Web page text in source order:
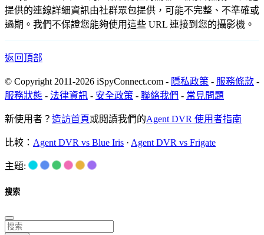
提供的連線詳細資訊由社群眾包提供，可能不完整、不準確或
過期。我們不保證您能夠使用這些 URL 連接到您的攝影機。
返回頂部
© Copyright 2011-2026 iSpyConnect.com - 隱私政策 - 服務條款 -
服務狀態 - 法律資訊 - 安全政策 - 聯絡我們 - 常見問題
新使用者？ 造訪首頁或閱讀我們的Agent DVR 使用者指南
比較： Agent DVR vs Blue Iris · Agent DVR vs Frigate
主題:
搜索